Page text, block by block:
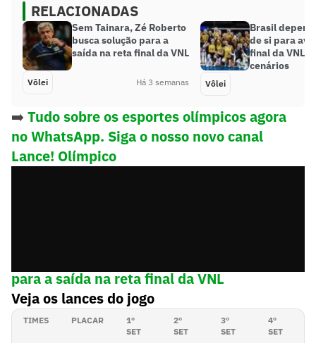
RELACIONADAS
Sem Tainara, Zé Roberto
busca solução para a
saída na reta final da VNL
Vôlei Há 3 semanas
Brasil
de si para
final da VNL;
cenários
Vôlei
➡️ Tudo sobre os esportes olímpicos agora
no WhatsApp. Siga o nosso novo canal
Lance! Olímpico
para a saída na reta final da VNL
Veja os lances do jogo
TIMES PLACAR
1º
SET
2º
SET
3º
SET
4º
SET